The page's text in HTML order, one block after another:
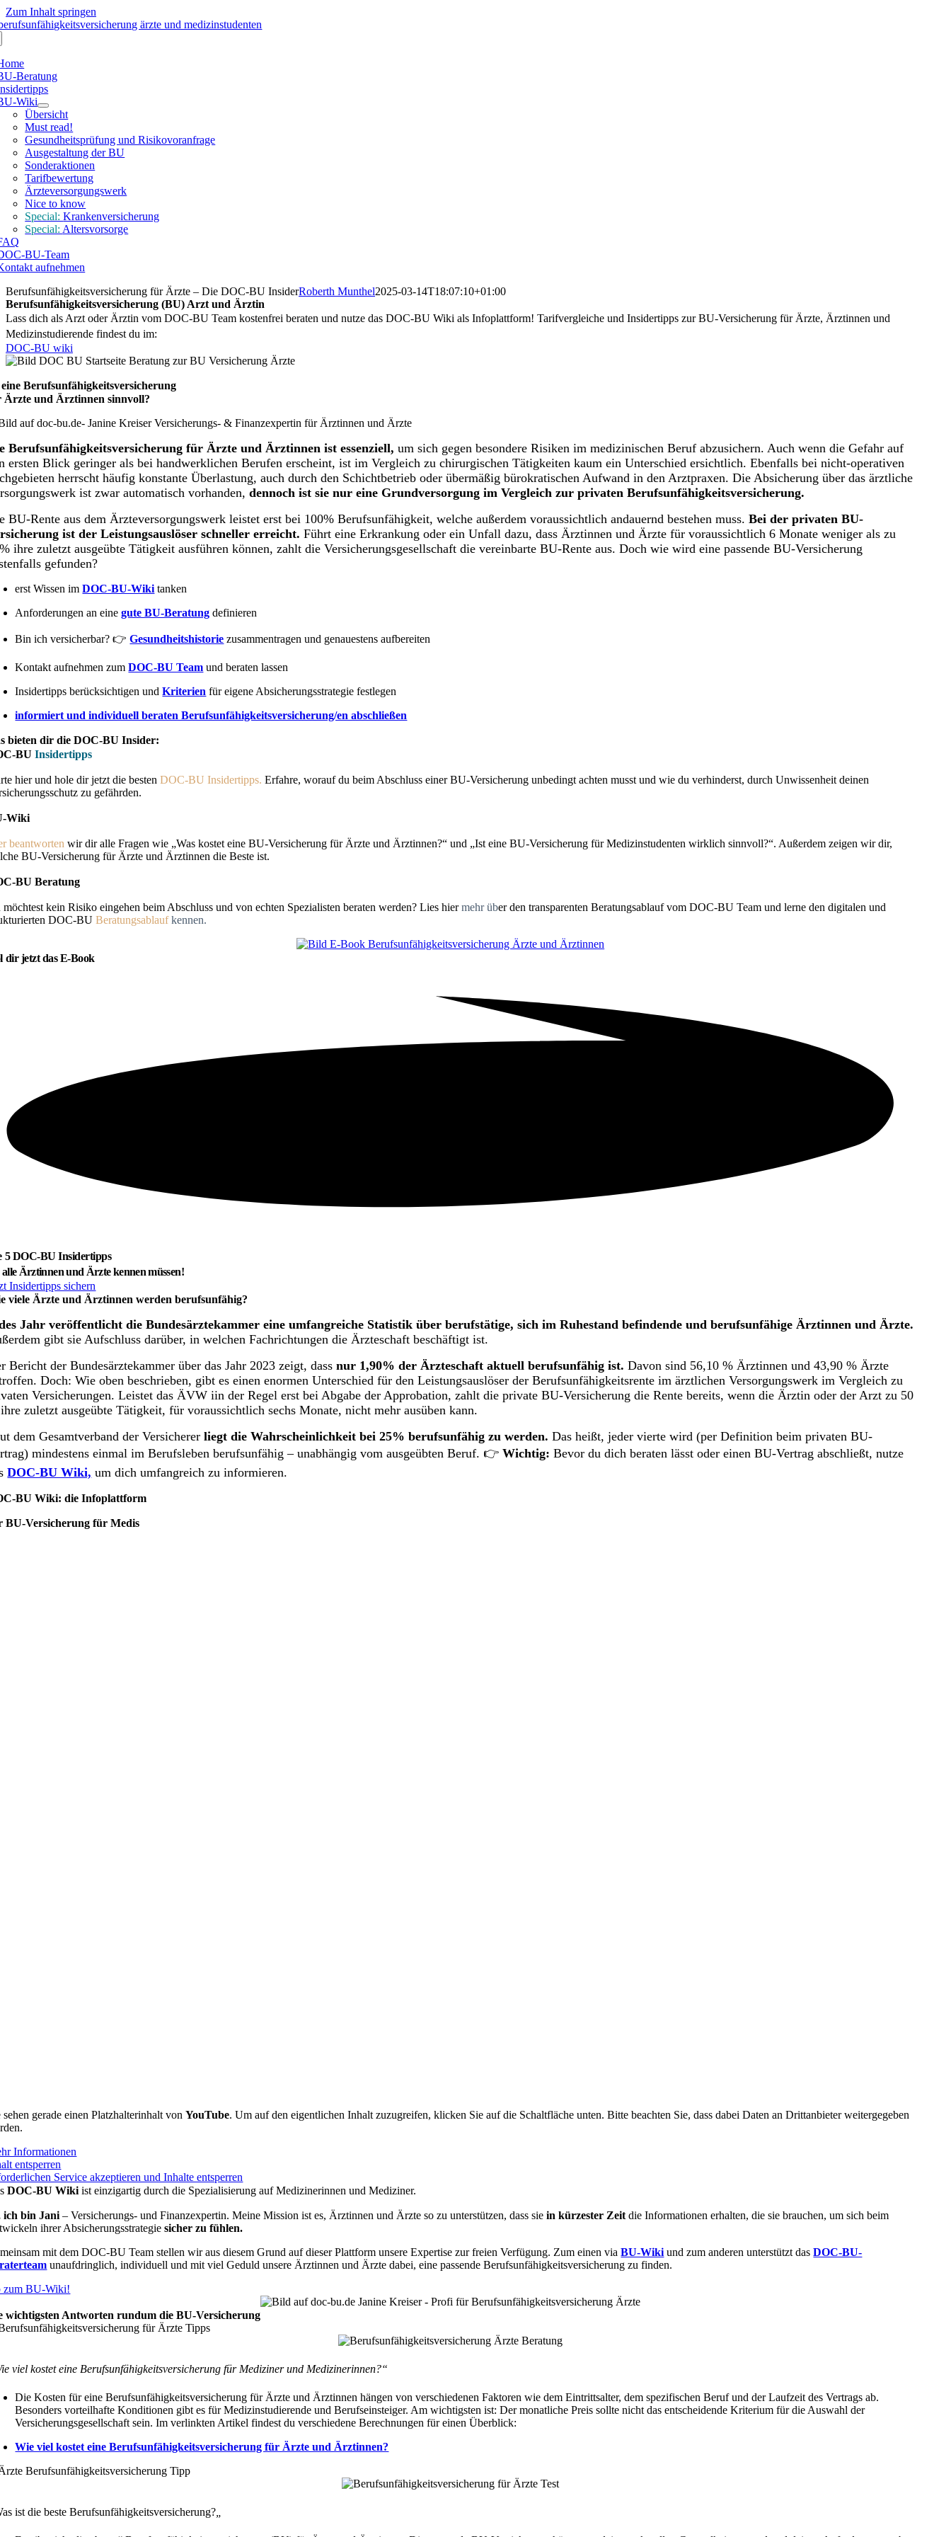
Zum Inhalt springen
Beratung
Wiki
Übersicht
Must read!
Gesundheitsprüfung und Risikovoranfrage
Ausgestaltung der BU
Sonderaktionen
Tarifbewertung
Ärzteversorgungswerk
Nice to know
Special:Krankenversicherung
Special: Altersvorsorge
BU-Team
aufnehmen
Berufsunfähigkeitsversicherung für Ärzte – Die DOC-BU InsiderRoberth Munthel2025-03-14T18:07:10+01:00
Berufs­unfähig­keits­ver­sicherung (BU) Arzt und Ärztin
Lass dich als Arzt oder Ärztin vom DOC-BU Team kostenfrei beraten und nutze das DOC-BU Wiki als Infoplattform! Tarifvergleiche und Insidertipps zur BU-Versicherung für Ärzte, Ärztinnen und
Medizinstudierende findest du im:
DOC-BU wiki
Berufsunfähigkeitsversicherung
Ärzte und Ärztinnen sinnvoll?
Berufsunfähigkeitsversicherung für Ärzte und Ärztinnen ist essenziell, um sich gegen besondere Risiken im medizinischen Beruf abzusichern. Auch wenn die Gefahr auf
ersten Blick geringer als bei handwerklichen Berufen erscheint, ist im Vergleich zu chirurgischen Tätigkeiten kaum ein Unterschied ersichtlich. Ebenfalls bei nicht-operativen
herrscht häufig konstante Überlastung, auch durch den Schichtbetrieb oder übermäßig bürokratischen Aufwand in den Arztpraxen. Die Absicherung über das ärztliche
ist zwar automatisch vorhanden, dennoch ist sie nur eine Grundversorgung im Vergleich zur privaten Berufsunfähigkeitsversicherung.
BU-Rente aus dem Ärzteversorgungswerk leistet erst bei 100% Berufsunfähigkeit, welche außerdem voraussichtlich andauernd bestehen muss.Bei der privaten BU-
ist der Leistungsauslöser schneller erreicht. Führt eine Erkrankung oder ein Unfall dazu, dass Ärztinnen und Ärzte für voraussichtlich 6 Monate weniger als zu
ihre zuletzt ausgeübte Tätigkeit ausführen können, zahlt die Versicherungsgesellschaft die vereinbarte BU-Rente aus. Doch wie wird eine passende BU-Versicherung
gefunden?
erst Wissen imDOC-BU-Wiki tanken
Anforderungen an einegute BU-Beratung definieren
Bin ich versicherbar? 👉Gesundheitshistorie zusammentragen und genauestens aufbereiten
Kontakt aufnehmen zumDOC-BU Team und beraten lassen
Insidertipps berücksichtigen undKriterien für eigene Absicherungsstrategie festlegen
informiert und individuell beraten Berufsunfähigkeitsversicherung/en abschließen
bieten dir die DOC-BU Insider:
BUInsidertipps
hier und hole dir jetzt die bestenDOC-BU Insidertipps. Erfahre, worauf du beim Abschluss einer BU-Versicherung unbedingt achten musst und wie du verhinderst, durch Unwissenheit deinen
zu gefährden.
Wiki
beantworten wir dir alle Fragen wie „Was kostet eine BU-Versicherung für Ärzte und Ärztinnen?“ und „Ist eine BU-Versicherung für Medizinstudenten wirklich sinnvoll?“. Außerdem zeigen wir dir,
BU-Versicherung für Ärzte und Ärztinnen die Beste ist.
BU Beratung
möchtest kein Risiko eingehen beim Abschluss und von echten Spezialisten beraten werden? Lies hiermehr über den transparenten Beratungsablauf vom DOC-BU Team und lerne den digitalen und
DOC-BUBeratungsablaufkennen.
dir jetzt das E-Book
5 DOC-BU Insidertipps
alle Ärztinnen und Ärzte kennen müssen!
Insidertipps sichern
viele Ärzte und Ärztinnen werden berufsunfähig?
Jahr veröffentlicht die Bundesärztekammer eine umfangreiche Statistik über berufstätige, sich im Ruhestand befindende und berufsunfähige Ärztinnen und Ärzte.
gibt sie Aufschluss darüber, in welchen Fachrichtungen die Ärzteschaft beschäftigt ist.
Bericht der Bundesärztekammer über das Jahr 2023 zeigt, dassnur 1,90% der Ärzteschaft aktuell berufsunfähig ist. Davon sind 56,10 % Ärztinnen und 43,90 % Ärzte
Doch: Wie oben beschrieben, gibt es einen enormen Unterschied für den Leistungsauslöser der Berufsunfähigkeitsrente im ärztlichen Versorgungswerk im Vergleich zu
Versicherungen. Leistet das ÄVW iin der Regel erst bei Abgabe der Approbation, zahlt die private BU-Versicherung die Rente bereits, wenn die Ärztin oder der Arzt zu 50
zuletzt ausgeübte Tätigkeit, für voraussichtlich sechs Monate, nicht mehr ausüben kann.
dem Gesamtverband der Versichererliegt die Wahrscheinlichkeit bei 25% berufsunfähig zu werden. Das heißt, jeder vierte wird (per Definition beim privaten BU-
mindestens einmal im Berufsleben berufsunfähig – unabhängig vom ausgeübten Beruf. 👉Wichtig: Bevor du dich beraten lässt oder einen BU-Vertrag abschließt, nutze
DOC-BU Wiki, um dich umfangreich zu informieren.
BU Wiki: die Infoplattform
BU-Versicherung für Medis
sehen gerade einen Platzhalterinhalt vonYouTube. Um auf den eigentlichen Inhalt zuzugreifen, klicken Sie auf die Schaltfläche unten. Bitte beachten Sie, dass dabei Daten an Drittanbieter weitergegeben
Informationen
entsperren
Service akzeptieren und Inhalte entsperren
DOC-BU Wikiist einzigartig durch die Spezialisierung auf Medizinerinnen und Mediziner.
ich bin Jani – Versicherungs- und Finanzexpertin. Meine Mission ist es, Ärztinnen und Ärzte so zu unterstützen, dass siein kürzester Zeit die Informationen erhalten, die sie brauchen, um sich beim
ihrer Absicherungsstrategiesicher zu fühlen.
mit dem DOC-BU Team stellen wir aus diesem Grund auf dieser Plattform unsere Expertise zur freien Verfügung. Zum einen viaBU-Wiki und zum anderen unterstützt dasDOC-BU-
unaufdringlich, individuell und mit viel Geduld unsere Ärztinnen und Ärzte dabei, eine passende Berufsunfähigkeitsversicherung zu finden.
zum BU-Wiki!
wichtigsten Antworten rundum die BU-Versicherung
viel kostet eine Berufsunfähigkeitsversicherung für Mediziner und Medizinerinnen?“
Die Kosten für eine Berufsunfähigkeitsversicherung für Ärzte und Ärztinnen hängen von verschiedenen Faktoren wie dem Eintrittsalter, dem spezifischen Beruf und der Laufzeit des Vertrags ab.
Besonders vorteilhafte Konditionen gibt es für Medizinstudierende und Berufseinsteiger. Am wichtigsten ist: Der monatliche Preis sollte nicht das entscheidende Kriterium für die Auswahl der
Versicherungsgesellschaft sein. Im verlinkten Artikel findest du verschiedene Berechnungen für einen Überblick:
Wie viel kostet eine Berufsunfähigkeitsversicherung für Ärzte und Ärztinnen?
ist die beste Berufsunfähigkeitsversicherung?